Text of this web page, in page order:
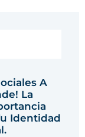
A
La
Identidad